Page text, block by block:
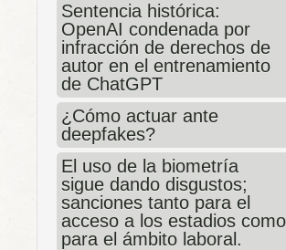
Sentencia histórica:
OpenAI condenada por
infracción de derechos de
autor en el entrenamiento
de ChatGPT
¿Cómo actuar ante
deepfakes?
El uso de la biometría
sigue dando disgustos;
sanciones tanto para el
acceso a los estadios como
para el ámbito laboral.